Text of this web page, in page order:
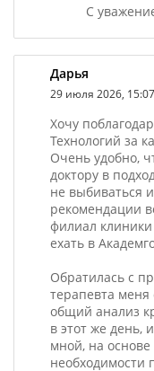
С
Дарья
29 июля 2026, 15:07
Хочу
Технологий за
Очень удобно,
доктору в
не выбиваться
рекомендации
филиал
ехать в
Обратилась с
терапевта меня
общий анализ
в этот же день,
мной, на
необходимости